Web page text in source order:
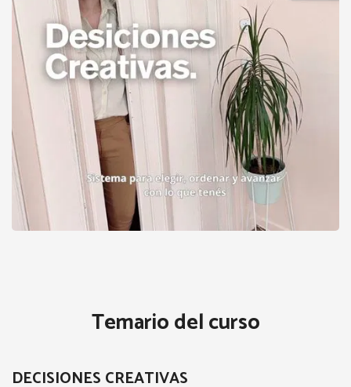
Temario del curso
DECISIONES CREATIVAS